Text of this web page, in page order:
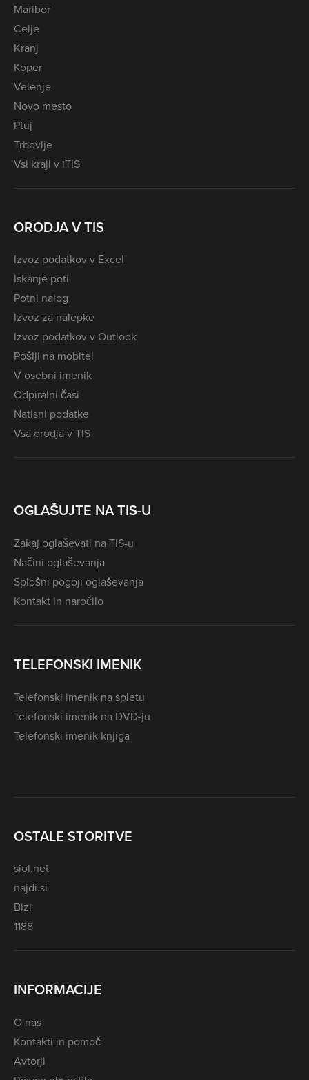
Maribor
Celje
Kranj
Koper
Velenje
Novo mesto
Ptuj
Trbovlje
Vsi kraji v iTIS
ORODJA V TIS
Izvoz podatkov v Excel
Iskanje poti
Potni nalog
Izvoz za nalepke
Izvoz podatkov v Outlook
Pošlji na mobitel
V osebni imenik
Odpiralni časi
Natisni podatke
Vsa orodja v TIS
OGLAŠUJTE NA TIS-U
Zakaj oglaševati na TIS-u
Načini oglaševanja
Splošni pogoji oglaševanja
Kontakt in naročilo
TELEFONSKI IMENIK
Telefonski imenik na spletu
Telefonski imenik na DVD-ju
Telefonski imenik knjiga
OSTALE STORITVE
siol.net
najdi.si
Bizi
1188
INFORMACIJE
O nas
Kontakti in pomoč
Avtorji